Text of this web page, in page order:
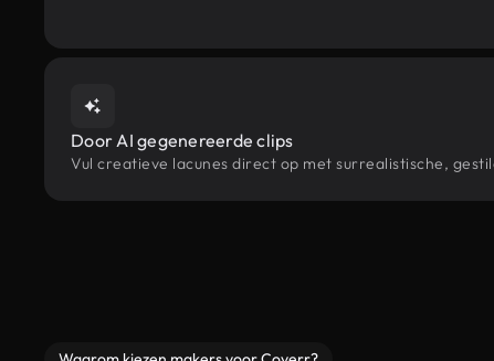
Door AI gegenereerde clips
Vul creatieve lacunes direct op met surrealistische,